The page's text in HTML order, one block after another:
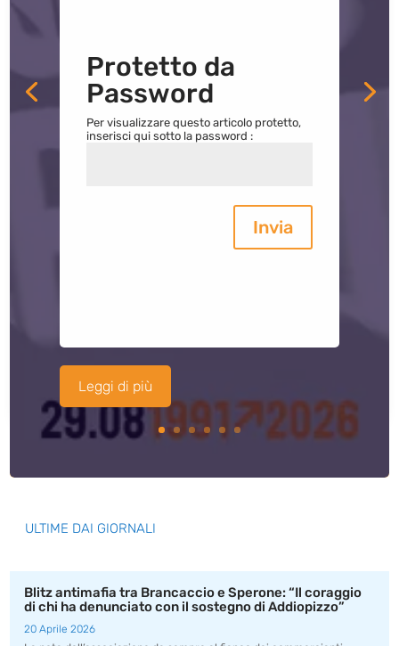
Protetto da
Password
Per visualizzare questo articolo protetto,
inserisci qui sotto la password :
Invia
Leggi di più
ULTIME DAI GIORNALI
Blitz antimafia tra Brancaccio e Sperone: “Il coraggio
di chi ha denunciato con il sostegno di Addiopizzo”
20 Aprile 2026